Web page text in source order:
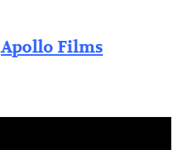
Apollo Films